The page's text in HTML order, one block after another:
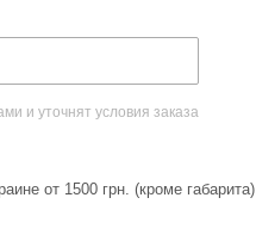
и уточнят условия заказа
от 1500 грн. (кроме габарита)